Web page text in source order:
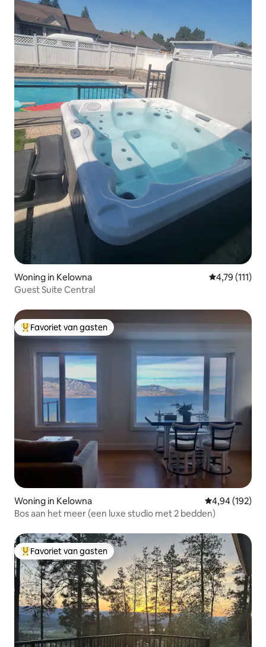
Woning in Kelowna Gemiddelde
4,79 (111)
Guest Suite Central
Topfavoriet van gasten
Favoriet van gasten
Woning in Kelowna Gemiddelde
4,94 (192)
Bos aan het meer (een luxe studio met 2 bedden)
Topfavoriet van gasten
Favoriet van gasten